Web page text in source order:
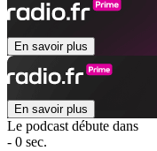
En savoir plus
En savoir plus
Le podcast débute dans
- 0 sec.